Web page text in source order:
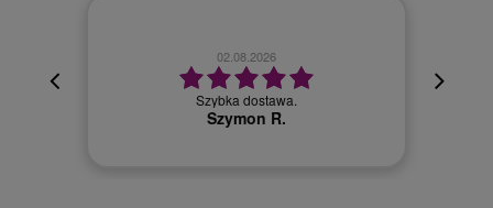
02.08.2026
Szybka dostawa.
Szymon R.